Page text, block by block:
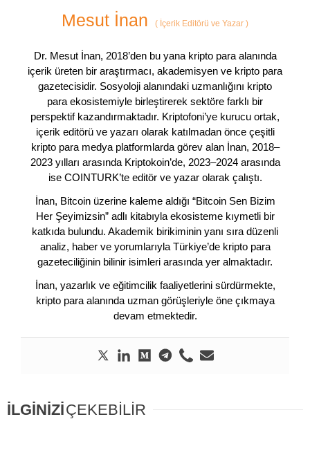
Mesut İnan ( İçerik Editörü ve Yazar )
Dr. Mesut İnan, 2018’den bu yana kripto para alanında
içerik üreten bir araştırmacı, akademisyen ve kripto para
gazetecisidir. Sosyoloji alanındaki uzmanlığını kripto
para ekosistemiyle birleştirerek sektöre farklı bir
perspektif kazandırmaktadır. Kriptofoni’ye kurucu ortak,
içerik editörü ve yazarı olarak katılmadan önce çeşitli
kripto para medya platformlarda görev alan İnan, 2018–
2023 yılları arasında Kriptokoin’de, 2023–2024 arasında
ise COINTURK’te editör ve yazar olarak çalıştı.
İnan, Bitcoin üzerine kaleme aldığı “Bitcoin Sen Bizim
Her Şeyimizsin” adlı kitabıyla ekosisteme kıymetli bir
katkıda bulundu. Akademik birikiminin yanı sıra düzenli
analiz, haber ve yorumlarıyla Türkiye’de kripto para
gazeteciliğinin bilinir isimleri arasında yer almaktadır.
İnan, yazarlık ve eğitimcilik faaliyetlerini sürdürmekte,
kripto para alanında uzman görüşleriyle öne çıkmaya
devam etmektedir.
İLGİNİZİÇEKEBİLİR